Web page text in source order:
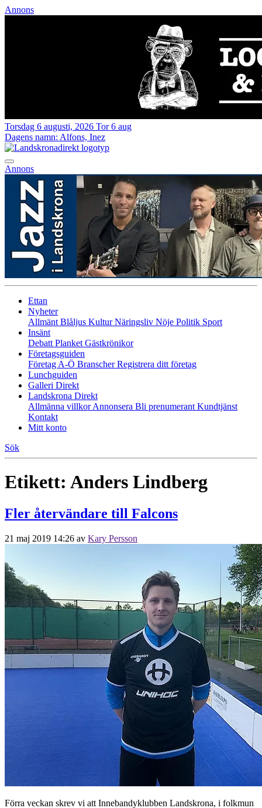
Annons
Torsdag 6 augusti, 2026 Tor 6 aug
Dagens namn: Alfons, Inez
Annons
Ettan
Nyheter
Allmänt Blåljus KulturNäringsliv Nöje Politik Sport
Insänt
Debatt Planket Gästkrönikor
Företagsguiden
Företag A-Ö BranscherRegistrera ditt företag
Lunchguiden
Galleri Direkt
Landskrona Direkt
Allmänna villkorAnnonsera Bli prenumerant Kundtjänst
Kontakt
Mitt konto
Sök
Etikett: Anders Lindberg
Fler återvändare till Falcons
21 maj 2019 14:26 av Kary Persson
Förra veckan skrev vi att Innebandyklubben Landskrona, i folkmun